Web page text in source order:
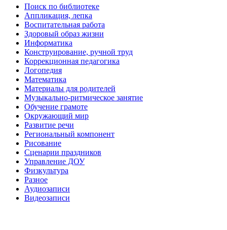
Поиск по библиотеке
Аппликация, лепка
Воспитательная работа
Здоровый образ жизни
Информатика
Конструирование, ручной труд
Коррекционная педагогика
Логопедия
Математика
Материалы для родителей
Музыкально-ритмическое занятие
Обучение грамоте
Окружающий мир
Развитие речи
Региональный компонент
Рисование
Сценарии праздников
Управление ДОУ
Физкультура
Разное
Аудиозаписи
Видеозаписи